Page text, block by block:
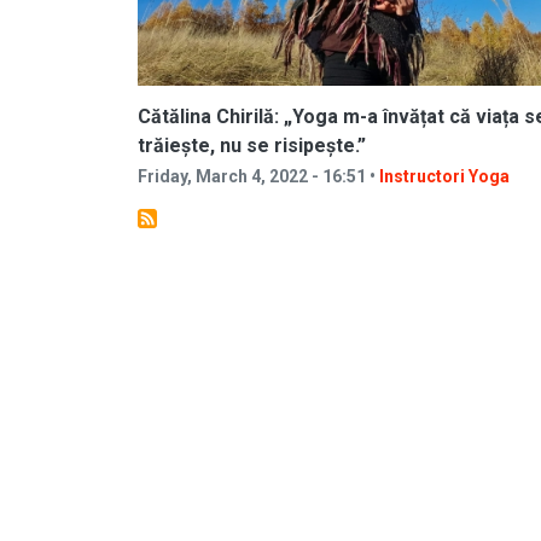
Cătălina Chirilă: „Yoga m-a învățat că viața
trăiește, nu se risipește.”
Friday, March 4, 2022 - 16:51 • Instructori Yoga